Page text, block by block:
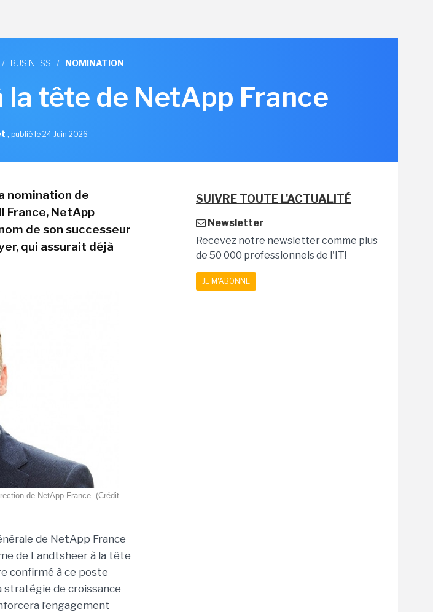
/ BUSINESS / NOMINATION
tête de NetApp France
, publié le 24 Juin 2026
nomination de
France, NetApp
de son successeur
qui assurait déjà
de NetApp France. (Crédit
de NetApp France
de Landtsheer à la tête
confirmé à ce poste
stratégie de croissance
l’engagement
SUIVRE TOUTE L'ACTUALITÉ
Newsletter
Recevez notre newsletter comme plus
de 50 000 professionnels de l'IT!
JE M'ABONNE